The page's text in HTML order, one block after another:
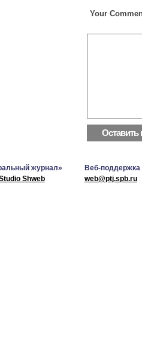
Your
журнал»
Shweb
Веб-поддержка
web@ptj.spb.ru